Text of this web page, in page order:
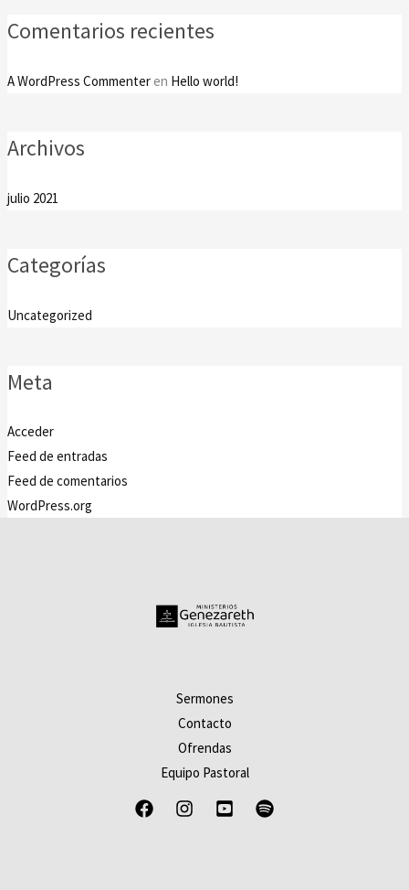
Comentarios recientes
A WordPress Commenter en Hello world!
Archivos
julio 2021
Categorías
Uncategorized
Meta
Acceder
Feed de entradas
Feed de comentarios
WordPress.org
Sermones
Contacto
Ofrendas
Equipo Pastoral